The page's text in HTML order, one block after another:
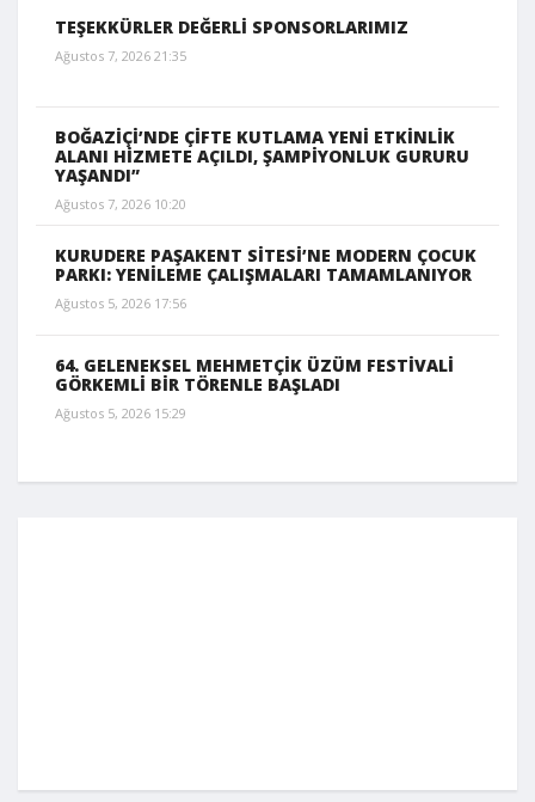
TEŞEKKÜRLER DEĞERLİ SPONSORLARIMIZ
Ağustos 7, 2026 21:35
BOĞAZİÇİ’NDE ÇİFTE KUTLAMA YENİ ETKİNLİK
ALANI HİZMETE AÇILDI, ŞAMPİYONLUK GURURU
YAŞANDI”
Ağustos 7, 2026 10:20
KURUDERE PAŞAKENT SİTESİ’NE MODERN ÇOCUK
PARKI: YENİLEME ÇALIŞMALARI TAMAMLANIYOR
Ağustos 5, 2026 17:56
64. GELENEKSEL MEHMETÇİK ÜZÜM FESTİVALİ
GÖRKEMLİ BİR TÖRENLE BAŞLADI
Ağustos 5, 2026 15:29